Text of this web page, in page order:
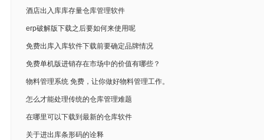
酒店出入库库存量仓库管理软件
erp破解版下载之后要如何来使用呢
免费出库入库软件下载前要确定品牌情况
免费单机版进销存在市场中的价值有哪些？
物料管理系统 免费，让你做好物料管理工作。
怎么才能处理传统的仓库管理难题
在哪里可以下载到最新的仓库软件
关于进出库条形码的诠释